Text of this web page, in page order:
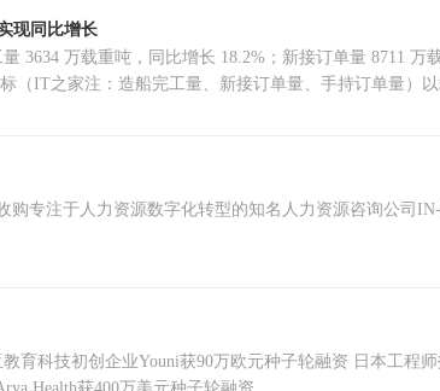
现同比增长
3634 万载重吨，同比增长 18.2%；新接订单量 8711
购专注于人力资源数字化转型的知名人力资源咨询公司